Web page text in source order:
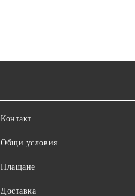
Контакт
Общи условия
Плащане
Доставка